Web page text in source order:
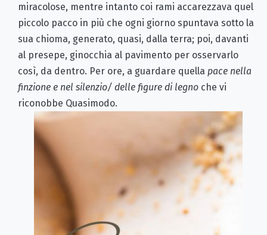
miracolose, mentre intanto coi rami accarezzava quel
piccolo pacco in più che ogni giorno spuntava sotto la
sua chioma, generato, quasi, dalla terra; poi, davanti
al presepe, ginocchia al pavimento per osservarlo
così, da dentro. Per ore, a guardare quella pace nella
finzione e nel silenzio/ delle figure di legno che vi
riconobbe Quasimodo.